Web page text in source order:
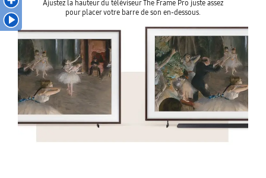
Ajustez la hauteur du téléviseur The Frame Pro juste assez
pour placer votre barre de son en-dessous.